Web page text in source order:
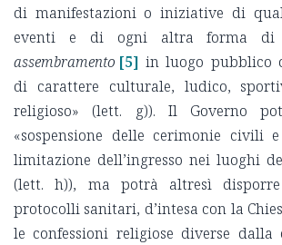
di manifestazioni o iniziative di
eventi e di ogni altra forma
assembramento [5] in luogo pubblico
di carattere culturale, ludico,
religioso» (lett. g)). Il Governo
«sospensione delle cerimonie civili
limitazione dell’ingresso nei luoghi
(lett. h)), ma potrà altresì disporre
protocolli sanitari, d’intesa con la
le confessioni religiose diverse